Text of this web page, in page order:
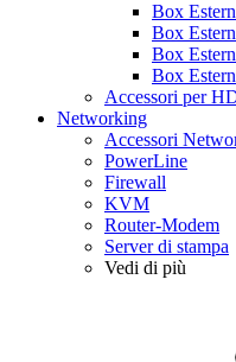
Box
Box
Box
Box
Accessori per
Networking
Accessori
PowerLine
Firewall
KVM
Router-Modem
Server di stampa
Vedi di più